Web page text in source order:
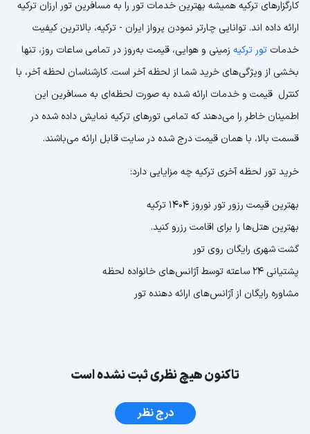
کارگزارهای ترکیه همیشه بهترین خدمات تور را به مسافرین تور ارزان ترکیه
ارائه داده اند. توانایی چارتر نمودن پرواز ایران - ترکیه، بالاترین کیفیت
خدمات تور ترکیه زمینی و هوایی، قیمت به‌روز در تمامی ساعات روز، تنها
بخشی از ویژگی‌های خرید شما از لحظه آخر است. کارشناسان لحظه آخر، با
کنترل قیمت و خدمات ارائه شده به صورت لحظه‌ای به مسافرین این
اطمینان خاطر را می‌دهند که تمامی تورهای ترکیه نمایش داده شده در
قسمت بالا، با همان قیمت درج شده در سایت قابل ارائه می‌باشند.
خرید تور لحظه آخری ترکیه چه مزایایی دارد:
بهترین قیمت رزور تور نوروز 1404 ترکیه
بهترین هتل‌ها را برای اقامت رزرو کنید.
گشت شهری رایگان روی تور
پشتیانی 24 ساعته توسط آژانس‌های خانواده لحظه
مشاوره رایگان از آژانس‌های ارائه دهنده تور
تاکنون هیچ نظری ثبت نشده است
درج نظر